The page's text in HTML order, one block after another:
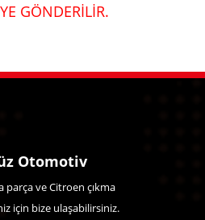
GÖNDERİLİR.
Otomotiv
parça ve Citroen çıkma
için bize ulaşabilirsiniz.